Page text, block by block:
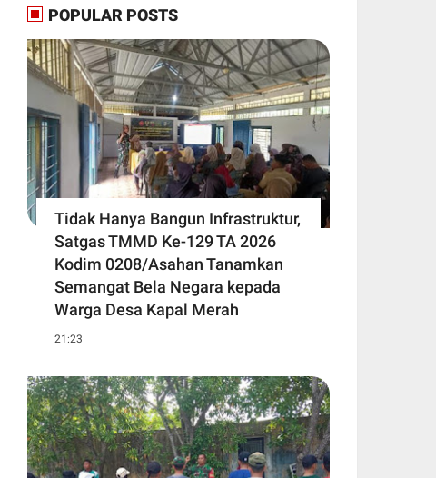
POPULAR POSTS
Tidak Hanya Bangun Infrastruktur,
Satgas TMMD Ke-129 TA 2026
Kodim 0208/Asahan Tanamkan
Semangat Bela Negara kepada
Warga Desa Kapal Merah
21:23